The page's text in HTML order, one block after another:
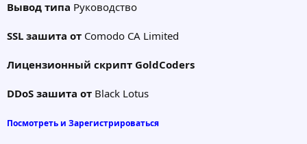
клиентов. Пожалуйста, проверьте нашу страницу Клиенты
клиенты должны сказать о нашей компании и наших
Готовы изменить вашу жизнь навсегда ? Сделайте первый шаг
Вывод типа Pуководство
SSL зашита от Comodo CA Limited
Лицензионный скрипт GoldCoders
DDoS зашита от Black Lotus
Посмотреть и Зарегистрироваться